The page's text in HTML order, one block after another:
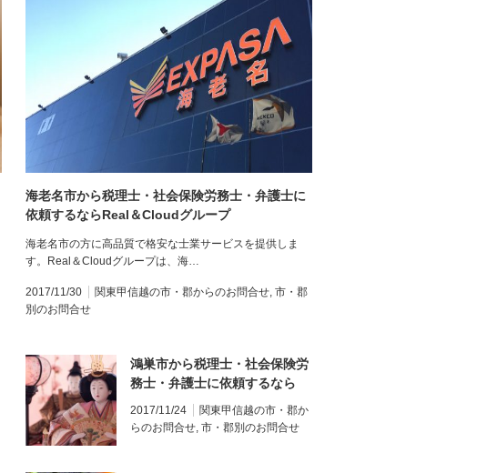
海老名市から税理士・社会保険労務士・弁護士に
依頼するならReal＆Cloudグループ
海老名市の方に高品質で格安な士業サービスを提供しま
す。Real＆Cloudグループは、海…
2017/11/30 関東甲信越の市・郡からのお問合せ, 市・郡
別のお問合せ
鴻巣市から税理士・社会保険労
務士・弁護士に依頼するなら
Real＆Cloudグループ
2017/11/24
関東甲信越の市・郡か
らのお問合せ, 市・郡別のお問合せ